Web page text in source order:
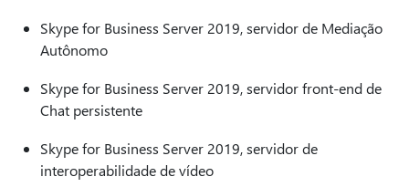
Skype for Business Server 2019, servidor de Mediação
Autônomo
Skype for Business Server 2019, servidor front-end de
Chat persistente
Skype for Business Server 2019, servidor de
interoperabilidade de vídeo